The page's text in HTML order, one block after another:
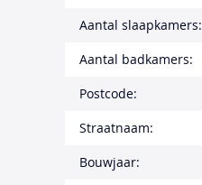
Aantal slaapkamers:
Aantal badkamers:
Postcode:
Straatnaam:
Bouwjaar: